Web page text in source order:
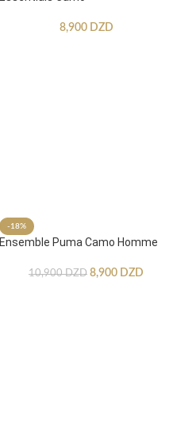
8,900 DZD
-18%
Ensemble Puma Camo Homme
10,900DZD 8,900 DZD